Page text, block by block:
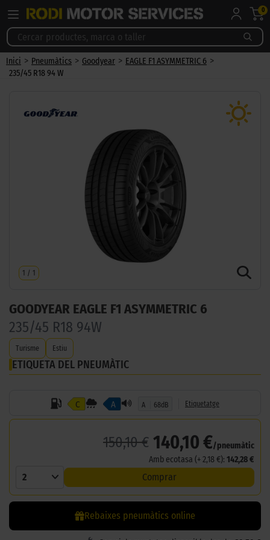
0
Inici > Pneumàtics > Goodyear > EAGLE F1 ASYMMETRIC 6 >
235/45 R18 94 W
1 / 1
GOODYEAR EAGLE F1 ASYMMETRIC 6
235/45 R18 94W
Turisme Estiu
ETIQUETA DEL PNEUMÀTIC
C A A 68dB Etiquetatge
150,10 € 140,10 €/pneumàtic
Amb ecotasa (+ 2,18 €): 142,28 €
2 Comprar
Rebaixes pneumàtics online